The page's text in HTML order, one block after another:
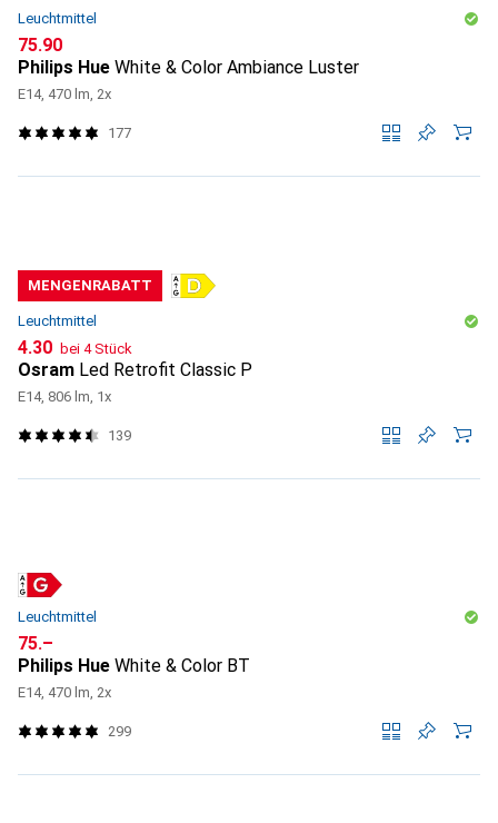
Leuchtmittel
CHF
75.90
Philips Hue White & Color Ambiance Luster
E14, 470 lm, 2x
177
MENGENRABATT
Leuchtmittel
CHF
4.30 bei 4 Stück
Osram Led Retrofit Classic P
E14, 806 lm, 1x
139
Leuchtmittel
CHF
75.–
Philips Hue White & Color BT
E14, 470 lm, 2x
299